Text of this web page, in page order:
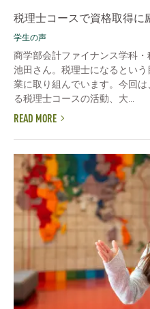
税理士コースで資格取得に
学生の声
商学部会計ファイナンス学科
池田さん。税理士になるとい
業に取り組んでいます。今回
る税理士コースの活動、大...
READ MORE